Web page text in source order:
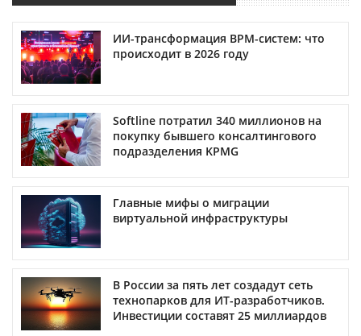
ИИ-трансформация BPM-систем: что
происходит в 2026 году
Softline потратил 340 миллионов на
покупку бывшего консалтингового
подразделения KPMG
Главные мифы о миграции
виртуальной инфраструктуры
В России за пять лет создадут сеть
технопарков для ИТ-разработчиков.
Инвестиции составят 25 миллиардов